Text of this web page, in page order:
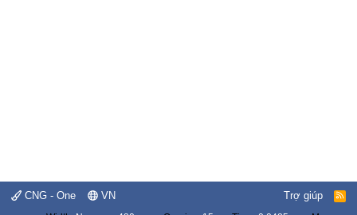
CNG - One VN Trợ giúp
R